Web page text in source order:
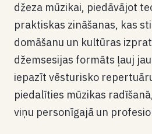
džeza mūzikai, piedāvājot
praktiskas zināšanas, kas
domāšanu un kultūras
džemsesijas formāts ļauj
iepazīt vēsturisko
piedalīties mūzikas
viņu personīgajā un